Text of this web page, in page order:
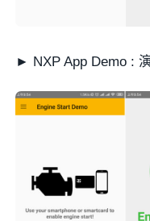
► NXP App Demo :